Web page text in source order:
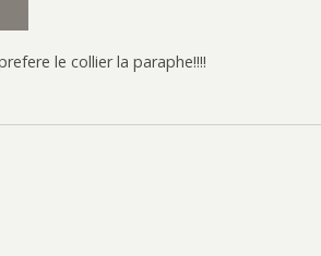
le collier la paraphe!!!!